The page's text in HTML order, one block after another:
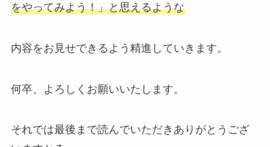
をやってみよう！」と思えるような
内容をお見せできるよう精進していきます。
何卒、よろしくお願いいたします。
それでは最後まで読んでいただきありがとうござ